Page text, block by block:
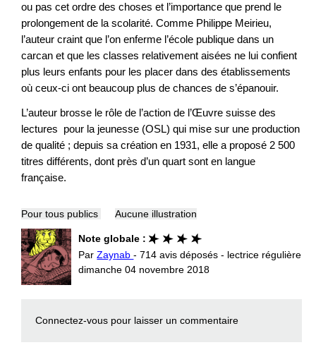
ou pas cet ordre des choses et l’importance que prend le
prolongement de la scolarité. Comme Philippe Meirieu,
l’auteur craint que l’on enferme l’école publique dans un
carcan et que les classes relativement aisées ne lui confient
plus leurs enfants pour les placer dans des établissements
où ceux-ci ont beaucoup plus de chances de s’épanouir.
L’auteur brosse le rôle de l’action de l’Œuvre suisse des
lectures pour la jeunesse (OSL) qui mise sur une production
de qualité ; depuis sa création en 1931, elle a proposé 2 500
titres différents, dont près d’un quart sont en langue
française.
Pour tous publics Aucune illustration
Note globale :
ParZaynab- 714 avis déposés - lectrice régulière
dimanche 04 novembre 2018
Connectez-vous pour laisser un commentaire